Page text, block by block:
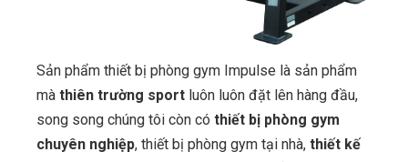
Sản phẩm thiết bị phòng gym Impulse là sản phẩm
mà thiên trường sport luôn luôn đặt lên hàng đầu,
song song chúng tôi còn có thiết bị phòng gym
chuyên nghiệp, thiết bị phòng gym tại nhà, thiết kế